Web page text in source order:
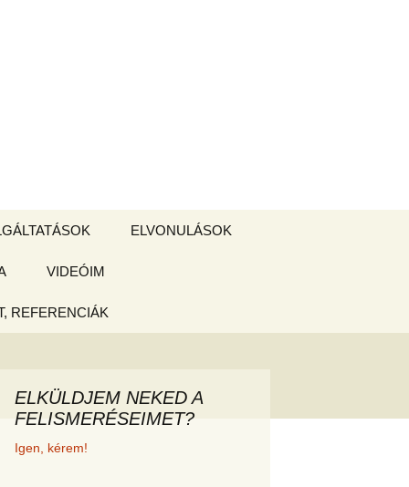
BOLT
ELVONULÁSOK
VIDEÓIM
REFERENCIÁK
az új
és
ELKÜLDJEM NEKED A
FELISMERÉSEIMET?
Igen, kérem!